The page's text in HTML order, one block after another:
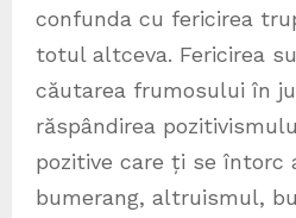
confunda cu fericirea
totul altceva. Fericirea
căutarea frumosului în
răspândirea
pozitive care ți se întorc
bumerang, altruismul,